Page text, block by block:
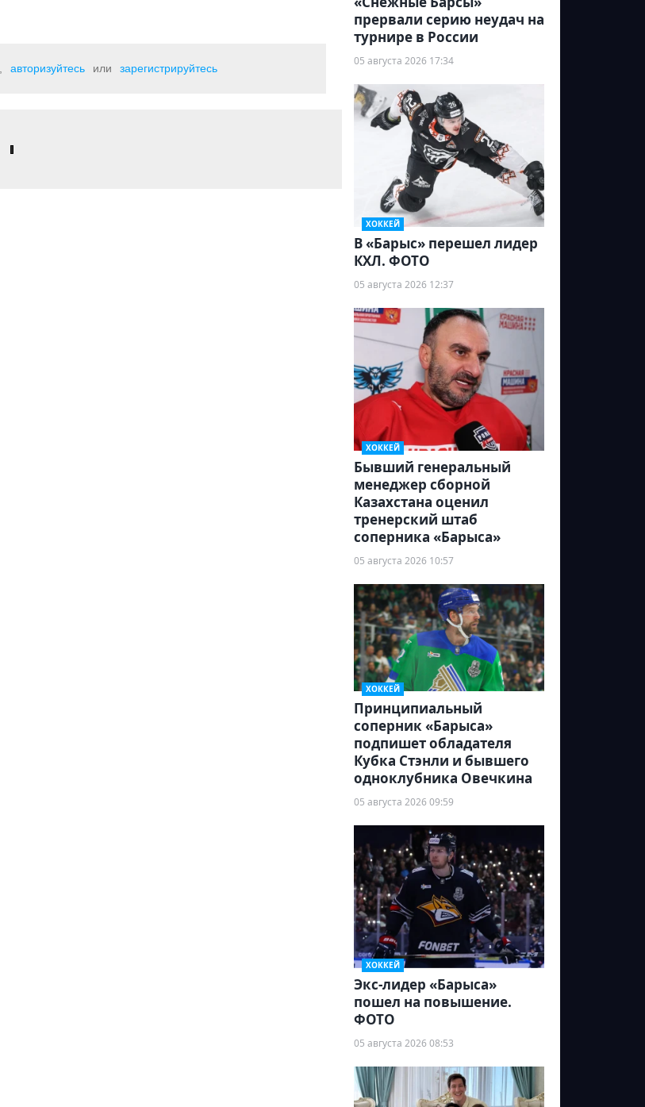
авторизуйтесь или зарегистрируйтесь
прервали серию неудач на
турнире в России
05 августа 2026 17:34
ХОККЕЙ
В «Барыс» перешел лидер
КХЛ. ФОТО
05 августа 2026 12:37
ХОККЕЙ
Бывший генеральный
менеджер сборной
Казахстана оценил
тренерский штаб
соперника «Барыса»
05 августа 2026 10:57
ХОККЕЙ
Принципиальный
соперник «Барыса»
подпишет обладателя
Кубка Стэнли и бывшего
одноклубника Овечкина
05 августа 2026 09:59
ХОККЕЙ
Экс-лидер «Барыса»
пошел на повышение.
ФОТО
05 августа 2026 08:53